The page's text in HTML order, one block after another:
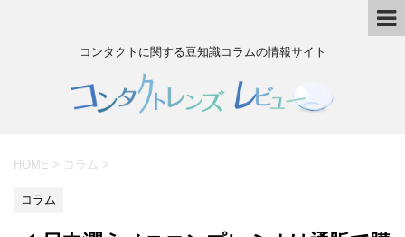
コンタクトに関する豆知識コラムの情報サイト
HOME > コラム >
コラム